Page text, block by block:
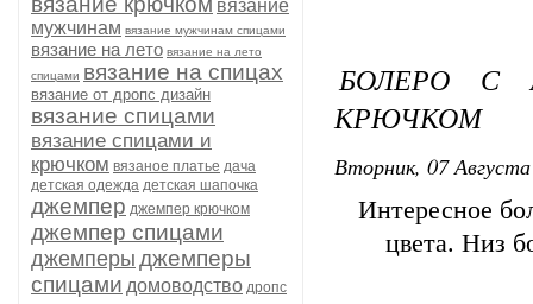
вязание
мужчинам вязание мужчинам спицами
вязание на лето вязание на лето
спицами вязание на спицах
вязание от дропс дизайн
вязание спицами
вязание спицами и
крючком вязаное платье дача
детская одежда детская шапочка
джемпер джемпер крючком
джемпер спицами
джемперы джемперы
спицами домоводство дропс
БОЛЕРО С
КРЮЧКОМ
Вторник, 07
Интересное
цвета. Низ